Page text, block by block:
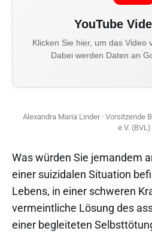
YouTube
Klicken Sie hier, um das Video
Dabei werden Daten an
Alexandra Maria Linder · Vorsitzende
e.V. (BVL)
Was würden Sie jemandem
einer suizidalen Situation
Lebens, in einer schweren
vermeintliche Lösung des
einer begleiteten